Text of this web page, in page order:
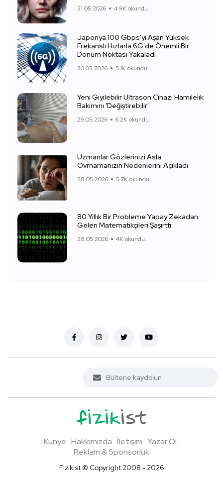
31.05.2026 4.9K okundu.
Japonya 100 Gbps'yi Aşan Yüksek
Frekanslı Hızlarla 6G'de Önemli Bir
Dönüm Noktası Yakaladı
30.05.2026 5.1K okundu.
Yeni Giyilebilir Ultrason Cihazı Hamilelik
Bakımını 'Değiştirebilir'
29.05.2026 6.2K okundu.
Uzmanlar Gözlerinizi Asla
Ovmamanızın Nedenlerini Açıkladı
28.05.2026 5.7K okundu.
80 Yıllık Bir Probleme Yapay Zekadan
Gelen Matematikçileri Şaşırttı
28.05.2026 4K okundu.
Künye Hakkımızda İletişim Yazar Ol
Reklam & Sponsorluk
Fizikist © Copyright 2008 - 2026